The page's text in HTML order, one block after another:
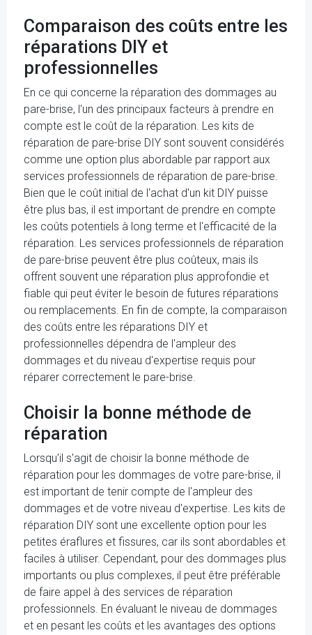
Comparaison des coûts entre les
réparations DIY et
professionnelles
En ce qui concerne la réparation des dommages au
pare-brise, l'un des principaux facteurs à prendre en
compte est le coût de la réparation. Les kits de
réparation de pare-brise DIY sont souvent considérés
comme une option plus abordable par rapport aux
services professionnels de réparation de pare-brise.
Bien que le coût initial de l'achat d'un kit DIY puisse
être plus bas, il est important de prendre en compte
les coûts potentiels à long terme et l'efficacité de la
réparation. Les services professionnels de réparation
de pare-brise peuvent être plus coûteux, mais ils
offrent souvent une réparation plus approfondie et
fiable qui peut éviter le besoin de futures réparations
ou remplacements. En fin de compte, la comparaison
des coûts entre les réparations DIY et
professionnelles dépendra de l'ampleur des
dommages et du niveau d'expertise requis pour
réparer correctement le pare-brise.
Choisir la bonne méthode de
réparation
Lorsqu'il s'agit de choisir la bonne méthode de
réparation pour les dommages de votre pare-brise, il
est important de tenir compte de l'ampleur des
dommages et de votre niveau d'expertise. Les kits de
réparation DIY sont une excellente option pour les
petites éraflures et fissures, car ils sont abordables et
faciles à utiliser. Cependant, pour des dommages plus
importants ou plus complexes, il peut être préférable
de faire appel à des services de réparation
professionnels. En évaluant le niveau de dommages
et en pesant les coûts et les avantages des options